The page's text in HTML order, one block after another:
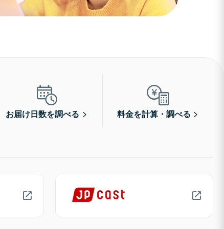
お届け日数を調べる 料金を計算・調べる